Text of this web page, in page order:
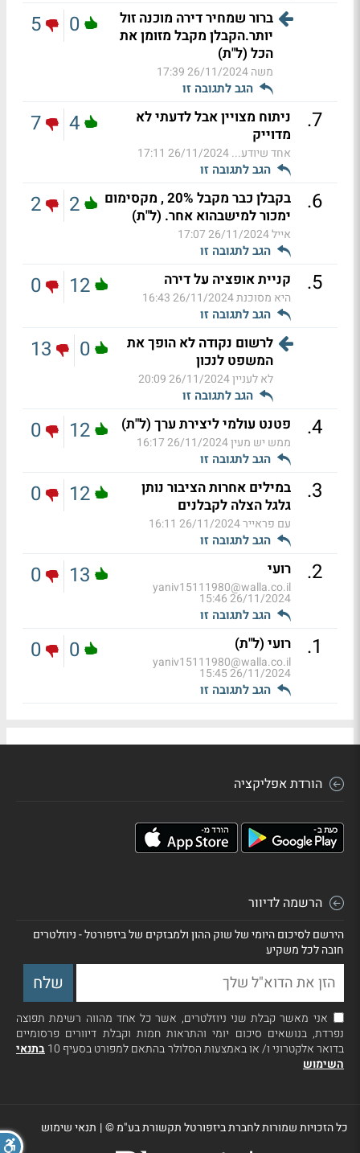
ברור שמחיר דירה מוכנה זול
יותר.הקבלן מקבל מזומן את
הכל (ל"ת)
משה26/11/2024 17:39
הגב לתגובה זו
0
5
7
.
ניתוח מצויין אבל לדעתי לא
מדוייק
אחד שיודע...26/11/2024 17:11
הגב לתגובה זו
4
7
6
.
בקבלן כבר מקבל 20% , מקסימום
ימכור למישבהוא אחר. (ל"ת)
אייל26/11/2024 17:07
הגב לתגובה זו
2
2
5
. קניית אופציה על דירה
היא מסוכנת26/11/2024 16:43
הגב לתגובה זו
12
0
לרשום נקודה לא הופך את
המשפט לנכון
לא לעניין26/11/2024 20:09
הגב לתגובה זו
0
13
4
. פטנט עולמי ליצירת ערך (ל"ת)
ממש יש מעין26/11/2024 16:17
הגב לתגובה זו
12
0
3
.
במילים אחרות הציבור נותן
גלגל הצלה לקבלנים
עם פראייר26/11/2024 16:11
הגב לתגובה זו
12
0
2
. רועי
yaniv15111980@walla.co.il
26/11/2024 15:46
הגב לתגובה זו
13
0
1
. רועי (ל"ת)
yaniv15111980@walla.co.il
26/11/2024 15:45
הגב לתגובה זו
0
0
הורדת אפליקציה
הרשמה לדיוור
הירשם לסיכום היומי של שוק ההון ולמבזקים של ביזפורטל - ניוזלטרים
חובה לכל משקיע
אני מאשר קבלת שני ניוזלטרים, אשר כל אחד מהווה רשימת תפוצה
נפרדת, בנושאים סיכום יומי והתראות חמות וקבלת דיוורים פרסומיים
בדואר אלקטרוני ו/ או באמצעות הסלולר בהתאם למפורט בסעיף 10
בתנאי
השימוש
כל הזכויות שמורות לחברת ביזפורטל תקשורת בע"מ ©| תנאי שימוש